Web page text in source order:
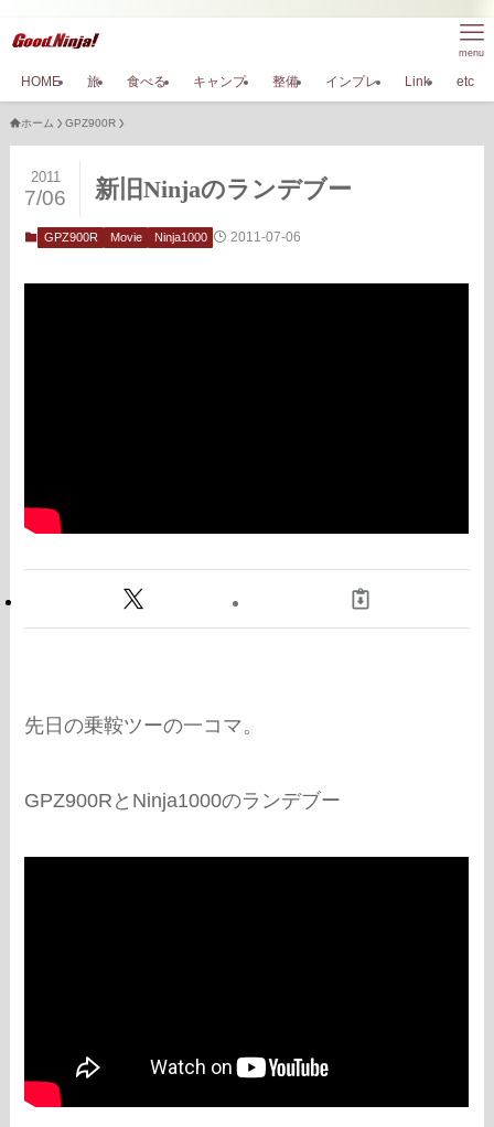
menu
HOME 旅 食べる キャンプ 整備 インプレ Link etc
ホーム GPZ900R
新旧Ninjaのランデブー
2011
7/06
GPZ900R Movie Ninja1000 2011-07-06
先日の乗鞍ツーの一コマ。
GPZ900RとNinja1000のランデブー